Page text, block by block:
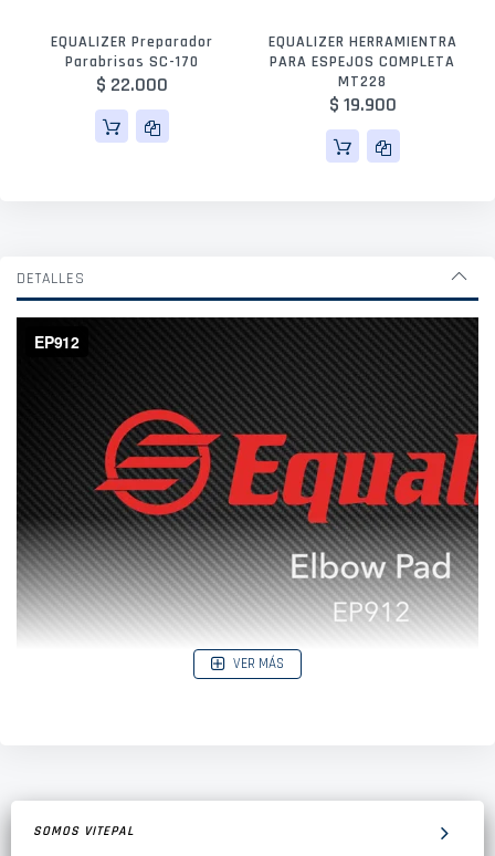
EQUALIZER Preparador
Parabrisas SC-170
$ 22.000
EQUALIZER HERRAMIENTRA
PARA ESPEJOS COMPLETA
MT228
$ 19.900
DETALLES
VER MÁS
SOMOS VITEPAL